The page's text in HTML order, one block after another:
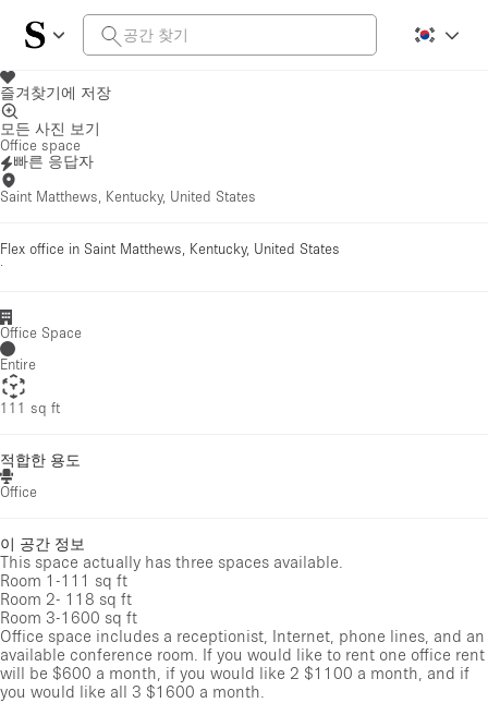
즐겨찾기에 저장
모든 사진 보기
Office space
빠른 응답자
Saint Matthews, Kentucky, United States
Flex office in Saint Matthews, Kentucky, United States
·
Office Space
Entire
111 sq ft
적합한 용도
Office
이 공간 정보
This space actually has three spaces available.
Room 1-111 sq ft
Room 2- 118 sq ft
Room 3-1600 sq ft
Office space includes a receptionist, Internet, phone lines, and an
available conference room. If you would like to rent one office rent
will be $600 a month, if you would like 2 $1100 a month, and if
you would like all 3 $1600 a month.